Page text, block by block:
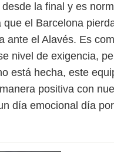
la final y es
que el Barcelona
ante el Alavés. Es
nivel de exigencia,
está hecha, este
positiva con
día emocional día